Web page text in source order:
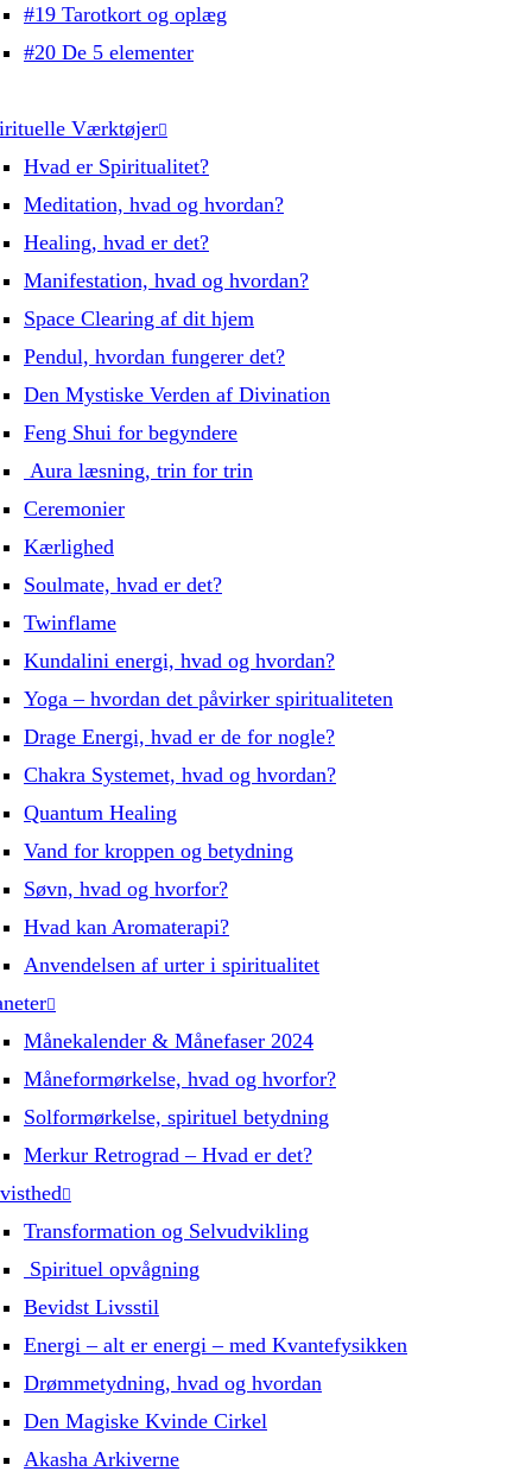
#19 Tarotkort og oplæg
#20 De 5 elementer
Værktøjer
Hvad er Spiritualitet?
Meditation, hvad og hvordan?
Healing, hvad er det?
Manifestation, hvad og hvordan?
Space Clearing af dit hjem
Pendul, hvordan fungerer det?
Den Mystiske Verden af Divination
Feng Shui for begyndere
Aura læsning, trin for trin
Ceremonier
Kærlighed
Soulmate, hvad er det?
Twinflame
Kundalini energi, hvad og hvordan?
Yoga – hvordan det påvirker spiritualiteten
Drage Energi, hvad er de for nogle?
Chakra Systemet, hvad og hvordan?
Quantum Healing
Vand for kroppen og betydning
Søvn, hvad og hvorfor?
Hvad kan Aromaterapi?
Anvendelsen af urter i spiritualitet
Månekalender & Månefaser 2024
Måneformørkelse, hvad og hvorfor?
Solformørkelse, spirituel betydning
Merkur Retrograd – Hvad er det?
Transformation og Selvudvikling
Spirituel opvågning
Bevidst Livsstil
Energi – alt er energi – med Kvantefysikken
Drømmetydning, hvad og hvordan
Den Magiske Kvinde Cirkel
Akasha Arkiverne